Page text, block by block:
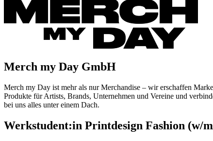
Merch my Day GmbH
Merch my Day ist mehr als nur Merchandise – wir erschaffen
Produkte für Artists, Brands, Unternehmen und Vereine und
bei uns alles unter einem Dach.
Werkstudent:in Printdesign Fashion (w/